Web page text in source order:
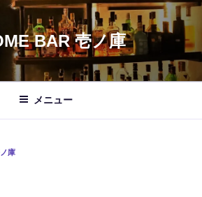
BAR 壱ノ庫
メニュー
庫